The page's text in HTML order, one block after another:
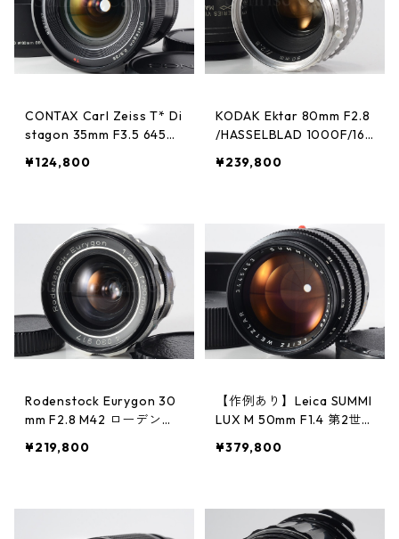
CONTAX Carl Zeiss T* Di
stagon 35mm F3.5 645用
¥124,800
KODAK Ektar 80mm F2.8
/HASSELBLAD 1000F/16
ック (23627)
¥239,800
Rodenstock Eurygon 30
mm F2.8 M42 ローデンス
¥219,800
【作例あり】Leica SUMMI
LUX M 50mm F1.4 第2世
メラ用レンズ (23618)
¥379,800